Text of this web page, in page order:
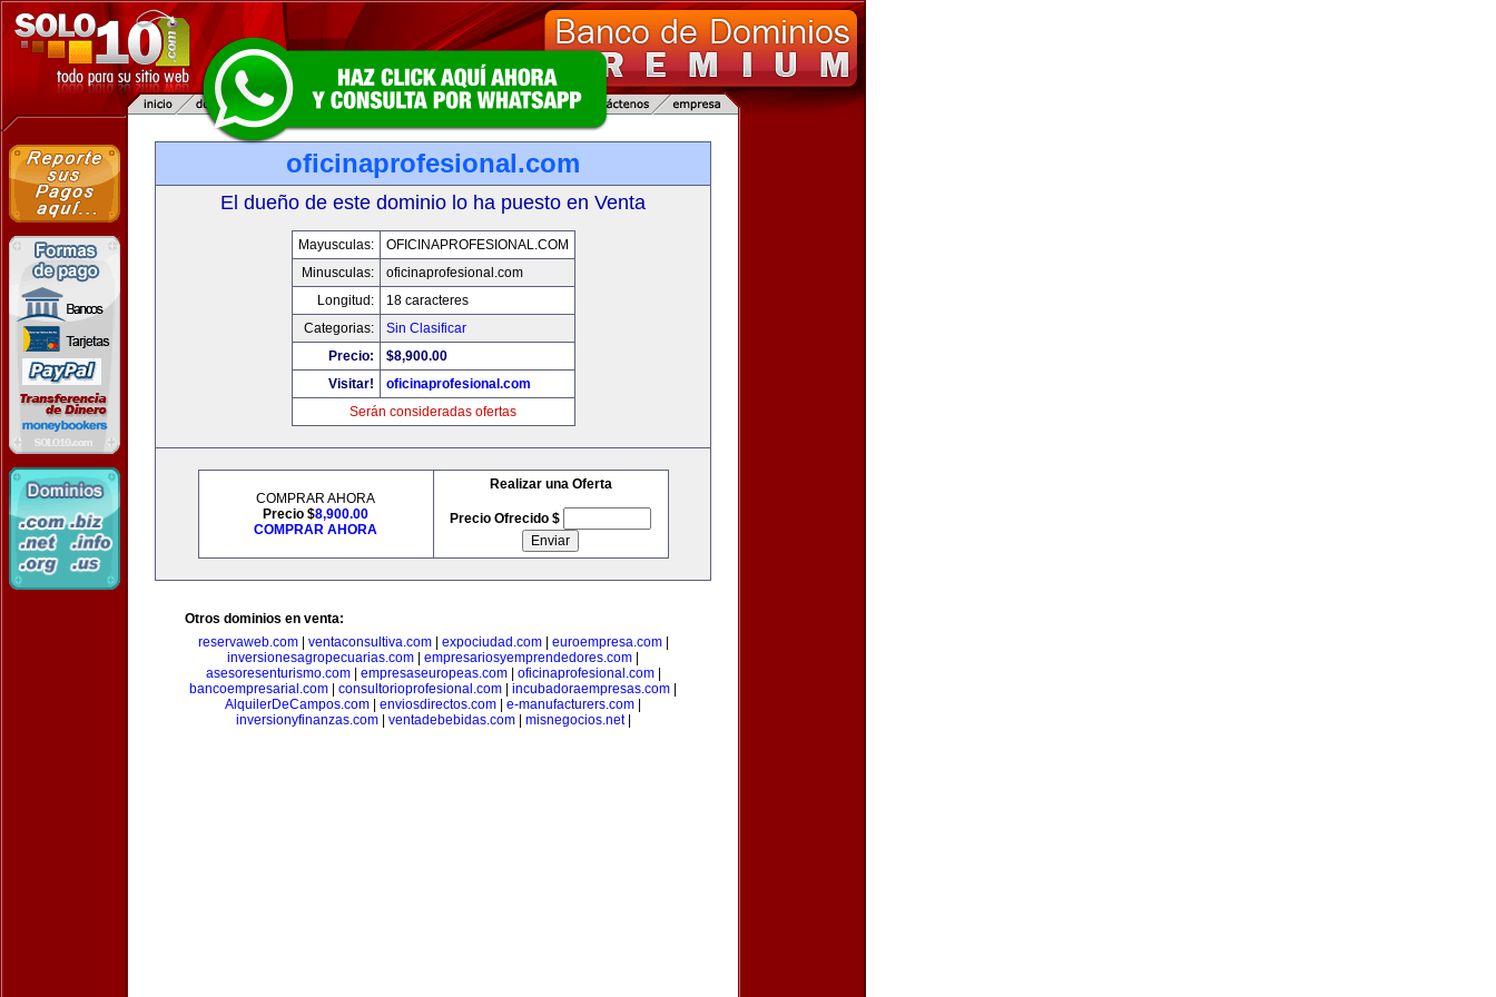
oficinaprofesional.com
El dueño de este dominio lo ha puesto en Venta
Mayusculas:
OFICINAPROFESIONAL.COM
Minusculas:
oficinaprofesional.com
Longitud:
18 caracteres
Categorias:
Sin Clasificar
Precio:
$8,900.00
Visitar!
oficinaprofesional.com
Serán consideradas ofertas
COMPRAR AHORA
Precio $8,900.00
COMPRAR AHORA
Realizar una Oferta
Precio Ofrecido $
Otros dominios en venta:
reservaweb.com| ventaconsultiva.com| expociudad.com| euroempresa.com|
inversionesagropecuarias.com
empresariosyemprendedores.com
asesoresenturismo.com| empresaseuropeas.com| oficinaprofesional.com|
bancoempresarial.com
consultorioprofesional.com incubadoraempresas.com
AlquilerDeCampos.com
enviosdirectos.com e-manufacturers.com
inversionyfinanzas.com| ventadebebidas.com| misnegocios.net|